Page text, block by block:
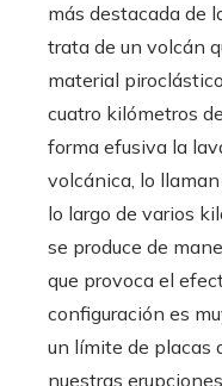
más destacada de
trata de un volcán
material
cuatro kilómetros
forma efusiva la
volcánica, lo
lo largo de varios
se produce de
que provoca el
configuración es
un límite de placas
nuestras